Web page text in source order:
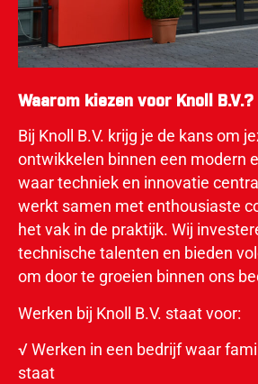
Waarom kiezen voor Knoll B.V.?
Bij Knoll B.V. krijg je de kans om
ontwikkelen binnen een modern
waar techniek en innovatie
werkt samen met enthousiaste
het vak in de praktijk. Wij
technische talenten en bieden
om door te groeien binnen ons
Werken bij Knoll B.V. staat voor:
√ Werken in een bedrijf waar
staat